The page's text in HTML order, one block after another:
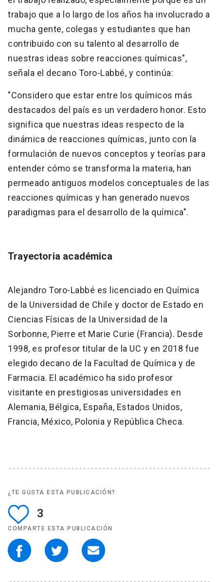
trabajo que a lo largo de los años ha involucrado a
mucha gente, colegas y estudiantes que han
contribuido con su talento al desarrollo de
nuestras ideas sobre reacciones químicas",
señala el decano Toro-Labbé, y continúa:
"Considero que estar entre los químicos más
destacados del país es un verdadero honor. Esto
significa que nuestras ideas respecto de la
dinámica de reacciones químicas, junto con la
formulación de nuevos conceptos y teorías para
entender cómo se transforma la materia, han
permeado antiguos modelos conceptuales de las
reacciones químicas y han generado nuevos
paradigmas para el desarrollo de la química".
Trayectoria académica
Alejandro Toro-Labbé es licenciado en Química
de la Universidad de Chile y doctor de Estado en
Ciencias Físicas de la Universidad de la
Sorbonne, Pierre et Marie Curie (Francia). Desde
1998, es profesor titular de la UC y en 2018 fue
elegido decano de la Facultad de Química y de
Farmacia. El académico ha sido profesor
visitante en prestigiosas universidades en
Alemania, Bélgica, España, Estados Unidos,
Francia, México, Polonia y República Checa.
¿TE GUSTA ESTA PUBLICACIÓN?
3
COMPARTE ESTA PUBLICACIÓN